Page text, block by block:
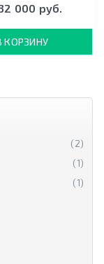
000 руб.
КОРЗИНУ
(2)
(1)
(1)